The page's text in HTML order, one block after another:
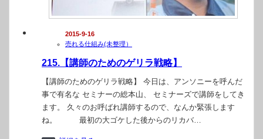
2015-9-16
売れる仕組み(未整理）
215.【講師のためのゲリラ戦略】
【講師のためのゲリラ戦略】 今日は、アンソニーを呼んだ
事で有名な セミナーの総本山、 セミナーズで講師をしてき
ます。 久々のお呼ばれ講師するので、なんか緊張します
ね。 最初の大ゴケした後からのリカバ…